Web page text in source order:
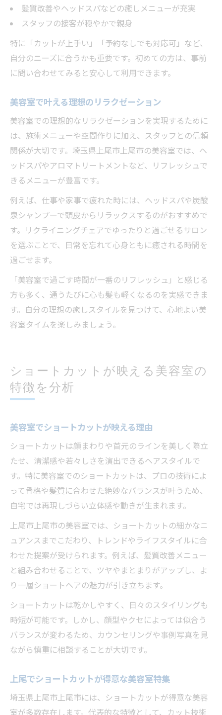
髪質改善やヘッドスパなどの癒しメニューが充実
スタッフの接客が穏やかで親身
特に「カットが上手い」「予約なしでも対応可」など、
自分のニーズに合うかも重要です。初めての方は、事前
に問い合わせてみると安心して利用できます。
美容室で叶える理想のリラクゼーション
美容室での理想的なリラクゼーションを実現するために
は、施術メニューや空間作りに加え、スタッフとの信頼
関係が大切です。埼玉県上尾市上尾市の美容室では、ヘ
ッドスパやアロマトリートメントなど、リフレッシュで
きるメニューが豊富です。
例えば、仕事や家事で疲れた時には、ヘッドスパや炭酸
泉シャンプーで頭皮からリラックスするのがおすすめで
す。リクライニングチェアでゆったりと過ごせるサロン
を選ぶことで、日常を忘れて心身ともに癒される時間を
過ごせます。
「美容室で過ごす時間が一番のリフレッシュ」と感じる
方も多く、通うたびに心も髪も軽くなるのを実感できま
す。自分の理想の癒しスタイルを見つけて、心地よい美
容室タイムを楽しみましょう。
ショートカットが映える美容室の
特徴を分析
美容室でショートカットが映える理由
ショートカットは顔まわりや首元のラインを美しく際立
たせ、清潔感や若々しさを演出できるヘアスタイルで
す。特に美容室でのショートカットは、プロの技術によ
って骨格や髪質に合わせた絶妙なバランスが叶うため、
自宅では再現しづらい立体感や動きが生まれます。
上尾市上尾市の美容室では、ショートカットの細かなニ
ュアンスまでこだわり、トレンドやライフスタイルに合
わせた提案が受けられます。例えば、髪質改善メニュー
と組み合わせることで、ツヤやまとまりがアップし、よ
り一層ショートヘアの魅力が引き立ちます。
ショートカットは乾かしやすく、日々のスタイリングも
時短が可能です。しかし、顔型やクセによっては似合う
バランスが変わるため、カウンセリングや事例写真を見
ながら慎重に相談することが大切です。
上尾でショートカットが得意な美容室特集
埼玉県上尾市上尾市には、ショートカットが得意な美容